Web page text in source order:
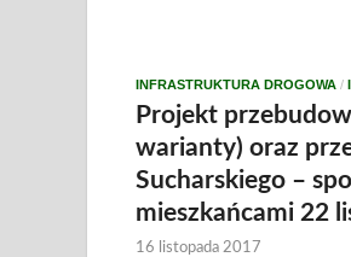
INFRASTRUKTURA DROGOWA /
Projekt
warianty) oraz
Sucharskiego –
mieszkańcami 22
16 listopada 2017